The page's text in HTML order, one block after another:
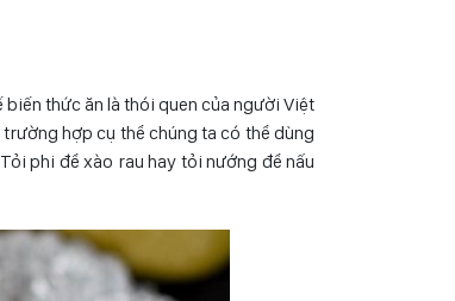
thức ăn là thói quen của người Việt
hợp cụ thể chúng ta có thể dùng
phi để xào rau hay tỏi nướng để nấu